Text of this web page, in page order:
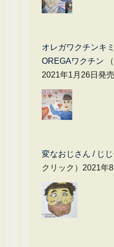
オレガワクチンキ
OREGAワクチン
2021年1月26日発売
変なおじさん / じ
クリック）2021年